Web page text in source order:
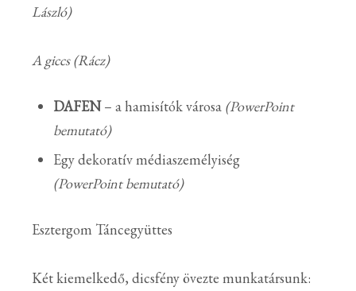
László)
A giccs (Rácz)
DAFEN– a hamisítók városa (PowerPoint
bemutató)
Egy dekoratív médiaszemélyiség
(PowerPoint bemutató)
Esztergom Táncegyüttes
Két kiemelkedő, dicsfény övezte munkatársunk: